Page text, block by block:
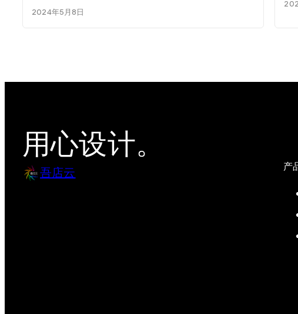
2024年5月8日
页
用心设计。
吾店云 产